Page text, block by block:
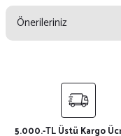
Önerileriniz
yetersiz gördüğünüz
Görüş ve önerileriniz için
5.000.-TL Üstü Kargo